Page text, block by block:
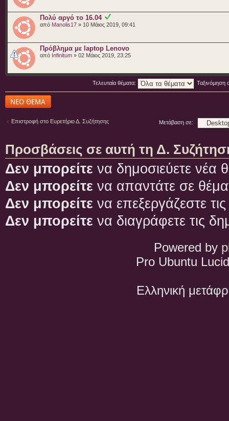
Πολύ αργό το 16.04
από Manolis17 » 10 Μάιος 2019, 09:41
Πρόβλημα με laptop Lenovo
από Infinitum » 02 Μάιος 2019, 23:25
Τελευταία θέματα: Ταξινόμηση
Δημιουργία νέου
θέματος
Επιστροφή στο Ευρετήριο Δ. Συζήτησης Μετάβαση σε:
Προσβάσεις σε αυτή τη Δ.
Δεν μπορείτε να δημοσιεύετε νέα
Δεν μπορείτε να απαντάτε σε
Δεν μπορείτε να επεξεργάζεστε
Δεν μπορείτε να διαγράφετε τις
Powered by
Pro Ubuntu
Ελληνική